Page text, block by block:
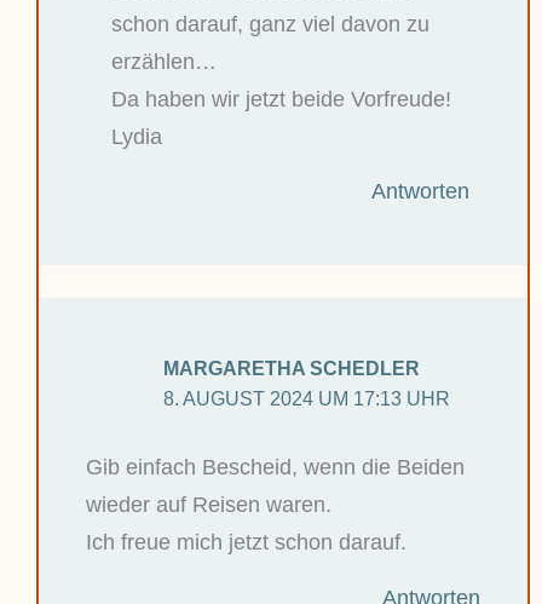
schon darauf, ganz viel davon zu
erzählen…
Da haben wir jetzt beide Vorfreude!
Lydia
Antworten
MARGARETHA SCHEDLER
8. AUGUST 2024 UM 17:13 UHR
Gib einfach Bescheid, wenn die Beiden
wieder auf Reisen waren.
Ich freue mich jetzt schon darauf.
Antworten